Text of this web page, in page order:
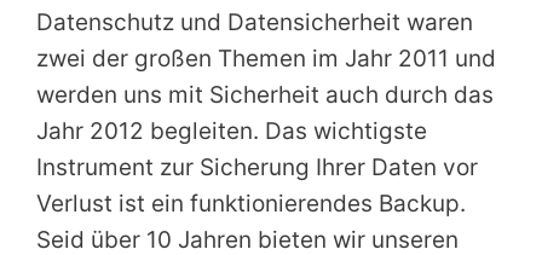
Datenschutz und Datensicherheit waren
zwei der großen Themen im Jahr 2011 und
werden uns mit Sicherheit auch durch das
Jahr 2012 begleiten. Das wichtigste
Instrument zur Sicherung Ihrer Daten vor
Verlust ist ein funktionierendes Backup.
Seid über 10 Jahren bieten wir unseren